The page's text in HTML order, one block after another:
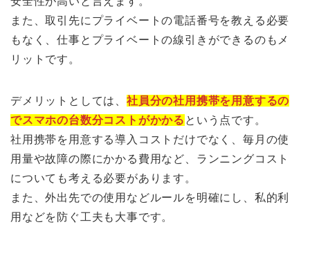
また、取引先にプライベートの電話番号を教える必要
もなく、仕事とプライベートの線引きができるのもメ
リットです。
デメリットとしては、 社員分の社用携帯を用意するの
でスマホの台数分コストがかかる という点です。
社用携帯を用意する導入コストだけでなく、毎月の使
用量や故障の際にかかる費用など、ランニングコスト
についても考える必要があります。
また、外出先での使用などルールを明確にし、私的利
用などを防ぐ工夫も大事です。